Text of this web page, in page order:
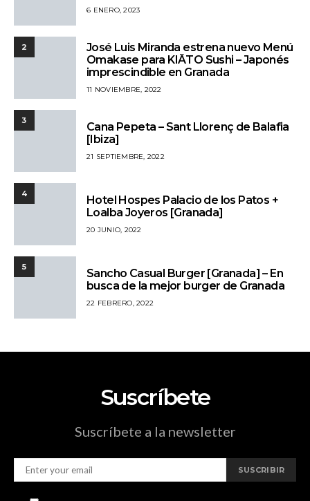
6 ENERO, 2023
2
José Luis Miranda estrena nuevo Menú
Omakase para KIĀTO Sushi – Japonés
imprescindible en Granada
11 NOVIEMBRE, 2022
3
Cana Pepeta – Sant Llorenç de Balafia
[Ibiza]
21 SEPTIEMBRE, 2022
4
Hotel Hospes Palacio de los Patos +
Loalba Joyeros [Granada]
20 JUNIO, 2022
5
Sancho Casual Burger [Granada] – En
busca de la mejor burger de Granada
22 FEBRERO, 2022
Suscríbete
Suscríbete a la newsletter
SUSCRIBIR